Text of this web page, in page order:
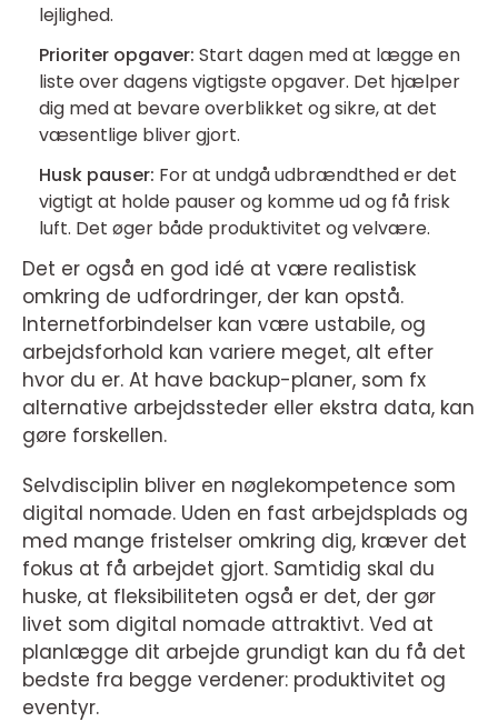
lejlighed.
Prioriter opgaver: Start dagen med at lægge en
liste over dagens vigtigste opgaver. Det hjælper
dig med at bevare overblikket og sikre, at det
væsentlige bliver gjort.
Husk pauser: For at undgå udbrændthed er det
vigtigt at holde pauser og komme ud og få frisk
luft. Det øger både produktivitet og velvære.
Det er også en god idé at være realistisk
omkring de udfordringer, der kan opstå.
Internetforbindelser kan være ustabile, og
arbejdsforhold kan variere meget, alt efter
hvor du er. At have backup-planer, som fx
alternative arbejdssteder eller ekstra data, kan
gøre forskellen.
Selvdisciplin bliver en nøglekompetence som
digital nomade. Uden en fast arbejdsplads og
med mange fristelser omkring dig, kræver det
fokus at få arbejdet gjort. Samtidig skal du
huske, at fleksibiliteten også er det, der gør
livet som digital nomade attraktivt. Ved at
planlægge dit arbejde grundigt kan du få det
bedste fra begge verdener: produktivitet og
eventyr.